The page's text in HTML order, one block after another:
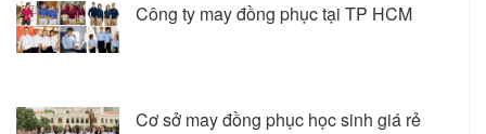
Công ty may đồng phục tại TP HCM
Cơ sở may đồng phục học sinh giá rẻ